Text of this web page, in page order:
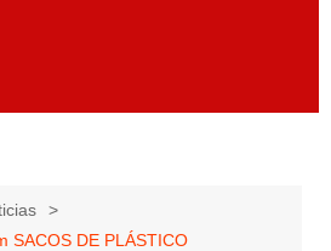
SACOS DE PLÁSTICO